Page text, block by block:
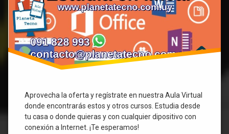
Aprovecha la oferta y regístrate en nuestra Aula Virtual
donde encontrarás estos y otros cursos. Estudia desde
tu casa o donde quieras y con cualquier dipositivo con
conexión a Internet. ¡Te esperamos!